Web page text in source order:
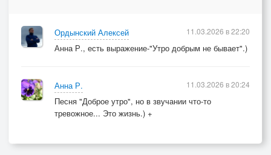
Ордынский Алексей
Анна Р., есть выражение-"Утро добрым не бывает".)
11.03.2026 в 22:20
Анна Р.
Песня "Доброе утро", но в звучании что-то
тревожное... Это жизнь.) +
11.03.2026 в 20:24